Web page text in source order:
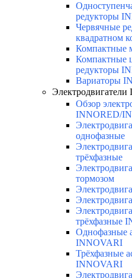
редукторы
Червячные
квадратном
Компактные
Компактные
редукторы
Вариаторы
Обзор
INNORED/
однофазные
трёхфазные
тормозом
трёхфазные
Однофазные
INNOVARI
Трёхфазные
INNOVARI